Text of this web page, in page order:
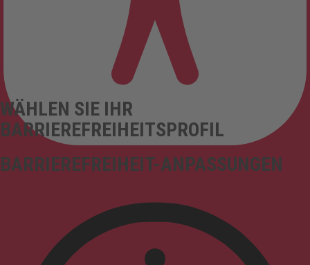
BARRIEREFREIHEIT-ANPASSUNGEN
WÄHLEN SIE IHR
BARRIEREFREIHEITSPROFIL